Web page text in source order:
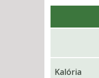
Kalória